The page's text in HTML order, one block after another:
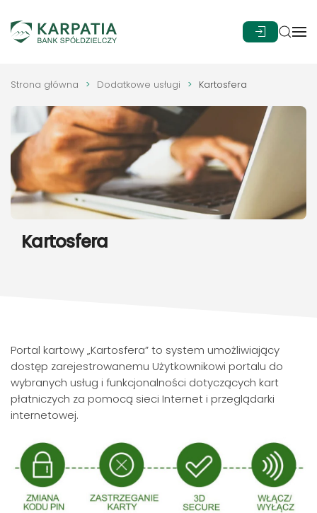
Przejdź do głównej treści
Strona główna Dodatkowe usługi Kartosfera
Kartosfera
Portal kartowy „Kartosfera” to system umożliwiający
dostęp zarejestrowanemu Użytkownikowi portalu do
wybranych usług i funkcjonalności dotyczących kart
płatniczych za pomocą sieci Internet i przeglądarki
internetowej.